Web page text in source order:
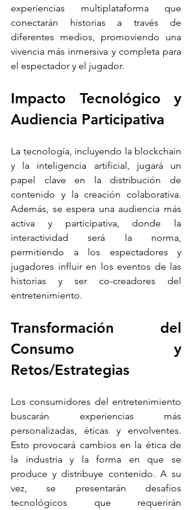
experiencias multiplataforma que
conectarán historias a través de
diferentes medios, promoviendo una
vivencia más inmersiva y completa para
el espectador y el jugador.
Impacto Tecnológico y
Audiencia Participativa
La tecnología, incluyendo la blockchain
y la inteligencia artificial, jugará un
papel clave en la distribución de
contenido y la creación colaborativa.
Además, se espera una audiencia más
activa y participativa, donde la
interactividad será la norma,
permitiendo a los espectadores y
jugadores influir en los eventos de las
historias y ser co-creadores del
entretenimiento.
Transformación del
Consumo y
Retos/Estrategias
Los consumidores del entretenimiento
buscarán experiencias más
personalizadas, éticas y envolventes.
Esto provocará cambios en la ética de
la industria y la forma en que se
produce y distribuye contenido. A su
vez, se presentarán desafíos
tecnológicos que requerirán